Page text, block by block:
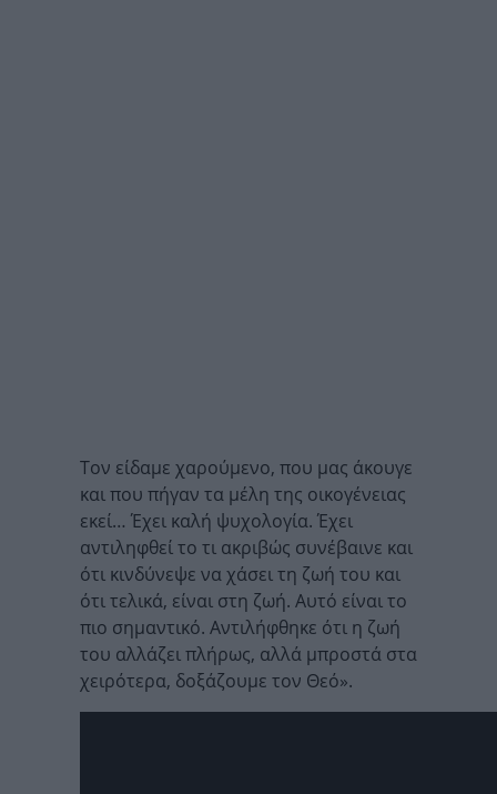
Τον είδαμε χαρούμενο, που μας άκουγε
και που πήγαν τα μέλη της οικογένειας
εκεί… Έχει καλή ψυχολογία. Έχει
αντιληφθεί το τι ακριβώς συνέβαινε και
ότι κινδύνεψε να χάσει τη ζωή του και
ότι τελικά, είναι στη ζωή. Αυτό είναι το
πιο σημαντικό. Αντιλήφθηκε ότι η ζωή
του αλλάζει πλήρως, αλλά μπροστά στα
χειρότερα, δοξάζουμε τον Θεό».